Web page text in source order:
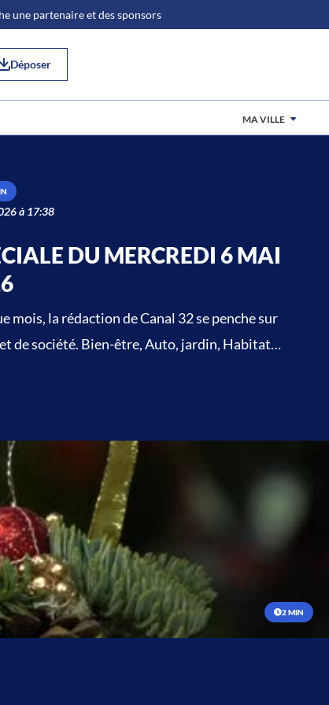
une partenaire et des sponsors
Déposer
MA VILLE
à 17:38
DU MERCREDI 6 MAI
mois, la rédaction de Canal 32 se penche sur
de société. Bien-être, Auto, jardin, Habitat…
2 MIN